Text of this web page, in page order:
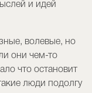
и идей
волевые, но
они чем-то
что остановит
люди подолгу